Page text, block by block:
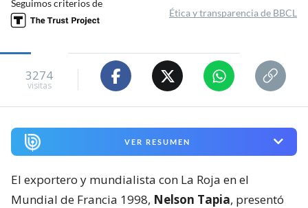
Seguimos criterios de
Ética y transparencia de BBCL
3274
visitas
VER RESUMEN
El exportero y mundialista con La Roja en el
Mundial de Francia 1998, Nelson Tapia, presentó